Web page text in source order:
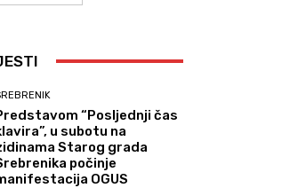
“Posljednji čas
u subotu na
Starog grada
počinje
OGUS